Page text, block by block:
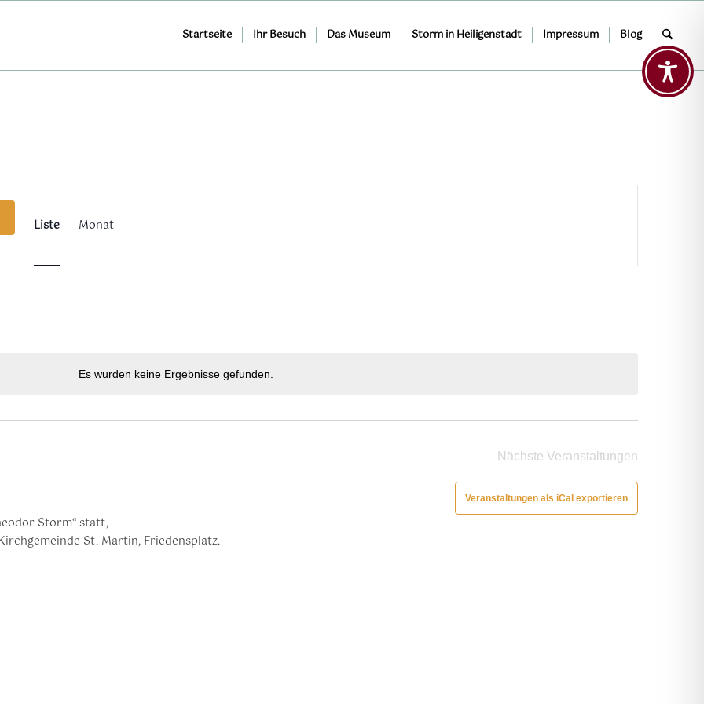
Startseite Ihr Besuch Das Museum Storm in Heiligenstadt Impressum Blog
Es wurden keine Ergebnisse gefunden.
Veranstaltung
Navigation
Liste Monat
Nächste Veranstaltungen
Veranstaltungen als iCal exportieren
Storm“ statt,
St. Martin, Friedensplatz.